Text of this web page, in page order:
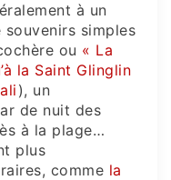
à un
simples
ou « La
la Saint Glinglin
), un
de nuit des
à la plage…
plus
comme la